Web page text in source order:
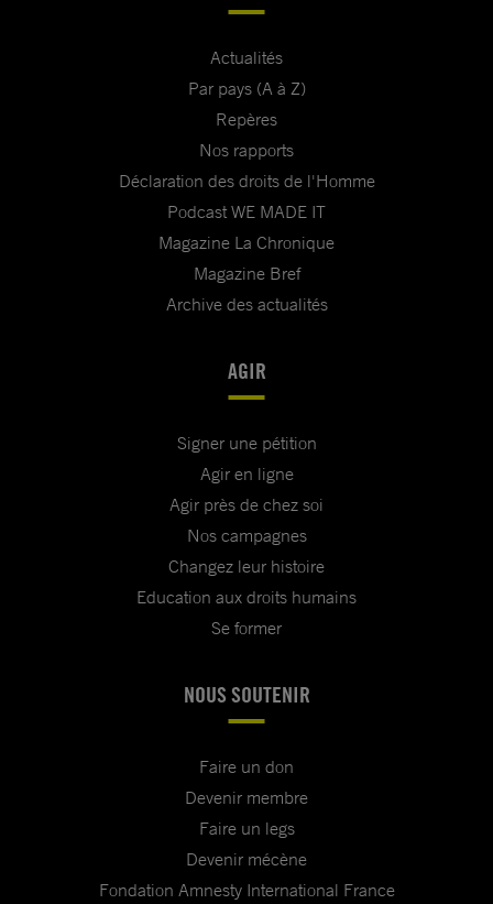
Actualités
Par pays (A à Z)
Repères
Nos rapports
Déclaration des droits de l'Homme
Podcast WE MADE IT
Magazine La Chronique
Magazine Bref
Archive des actualités
AGIR
Signer une pétition
Agir en ligne
Agir près de chez soi
Nos campagnes
Changez leur histoire
Education aux droits humains
Se former
NOUS SOUTENIR
Faire un don
Devenir membre
Faire un legs
Devenir mécène
Fondation Amnesty International France